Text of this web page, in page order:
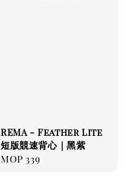
REMA - Feather Lite
短版競速背心｜黑紫
Regular
MOP 339